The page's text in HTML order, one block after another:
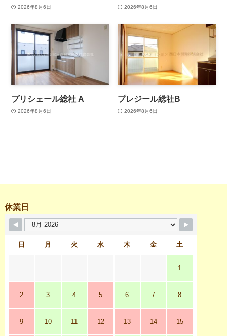
2026年8月6日 2026年8月6日
プリシェール総社 A
2026年8月6日
プレジール総社B
2026年8月6日
休業日
日 月 火 水 木 金 土
1
2 3 4 5 6 7 8
9 10 11 12 13 14 15